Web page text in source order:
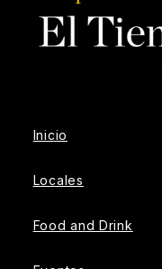
Inicio
Locales
Food and Drink